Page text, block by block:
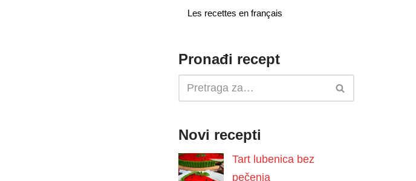
Les recettes en français
Pronađi recept
Novi recepti
Tart lubenica bez
pečenja